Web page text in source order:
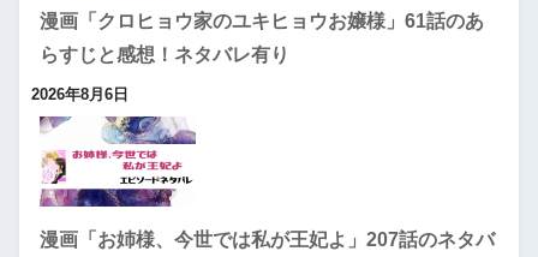
漫画「クロヒョウ家のユキヒョウお嬢様」61話のあ
らすじと感想！ネタバレ有り
2026年8月6日
漫画「お姉様、今世では私が王妃よ」207話のネタバ